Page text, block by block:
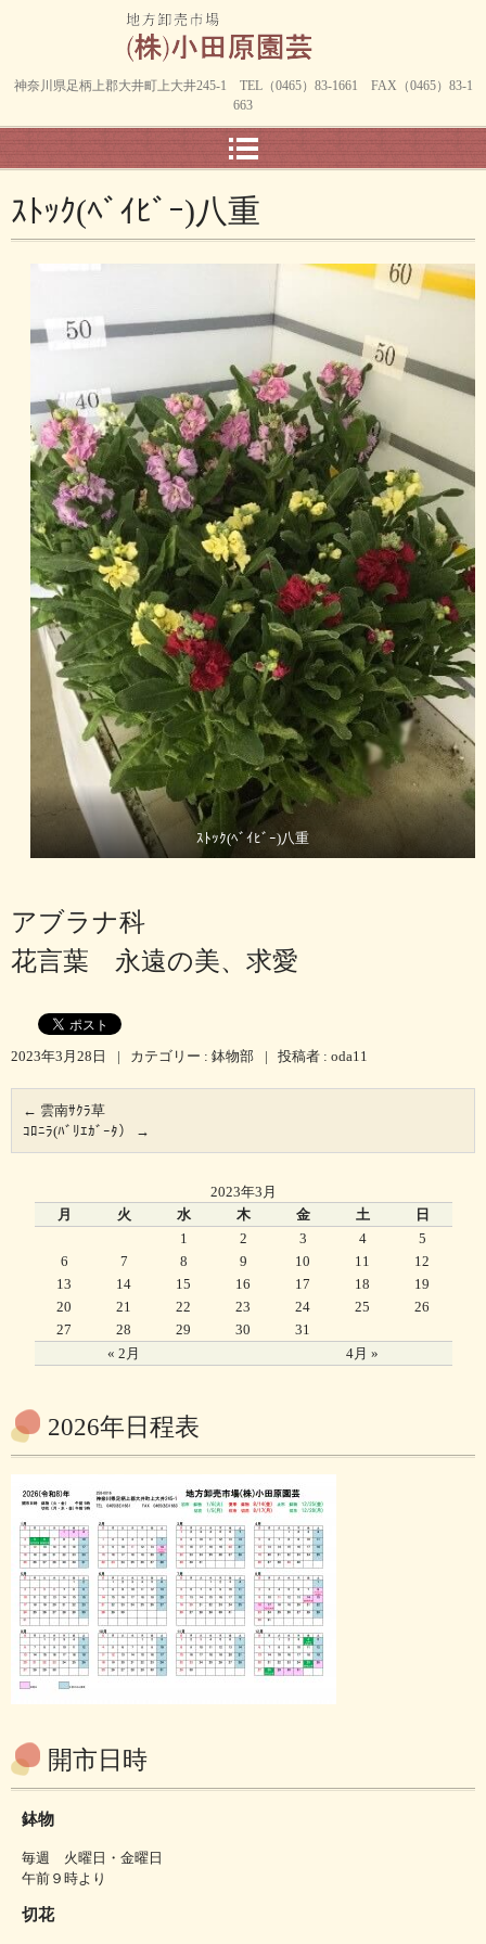
神奈川県足柄上郡大井町上大井245-1 TEL（0465）83-1661 FAX（0465）83-1
663
ｽﾄｯｸ(ﾍﾞｲﾋﾞｰ)八重
ｽﾄｯｸ(ﾍﾞｲﾋﾞｰ)八重
アブラナ科
花言葉 永遠の美、求愛
2023年3月28日 | カテゴリー : 鉢物部 | 投稿者 : oda11
← 雲南ｻｸﾗ草
ｺﾛﾆﾗ(ﾊﾞﾘｴｶﾞｰﾀ）
→
2023年3月
月
火 水 木 金 土 日
« 2月 4月 »
1 2 3 4
5
6
7 8 9 10 11
12
13
14 15 16 17 18
19
20
21 22 23 24 25
26
27
28 29 30 31
2026年日程表
開市日時
鉢物
毎週 火曜日・金曜日
午前９時より
切花